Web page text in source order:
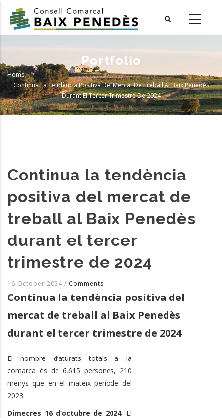
main
Portfolio
Breadcrumb
Home-
Continua La Tendència Positiva Del Mercat De Treball Al Baix Penedès
Durant El Tercer Trimestre De 2024
Continua la tendència
positiva del mercat de
treball al Baix Penedès
durant el tercer
trimestre de 2024
16 October 2024 / Comments
Continua la tendència positiva del
mercat de treball al Baix Penedès
durant el tercer trimestre de 2024
El nombre d’aturats totals a la
comarca és de 6.615 persones, 210
menys que en el mateix període del
2023.
Dimecres 16 d’octubre de 2024. El